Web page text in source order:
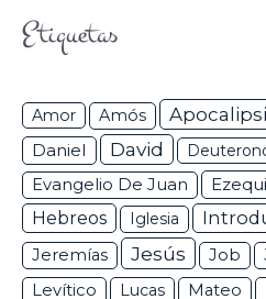
Etiquetas
Amor Amós
Daniel David
Evangelio De Juan
Hebreos
Iglesia
Jeremías Jesús Job
Levítico
Lucas Mateo